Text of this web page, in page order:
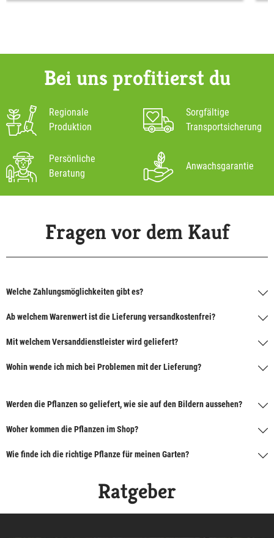
Bei uns profitierst du
Regionale
Produktion
Sorgfältige
Transportsicherung
Persönliche
Beratung
Anwachsgarantie
Fragen vor dem Kauf
Welche Zahlungsmöglichkeiten gibt es?
Ab welchem Warenwert ist die Lieferung versandkostenfrei?
Mit welchem Versanddienstleister wird geliefert?
Wohin wende ich mich bei Problemen mit der Lieferung?
Werden die Pflanzen so geliefert, wie sie auf den Bildern aussehen?
Woher kommen die Pflanzen im Shop?
Wie finde ich die richtige Pflanze für meinen Garten?
Ratgeber